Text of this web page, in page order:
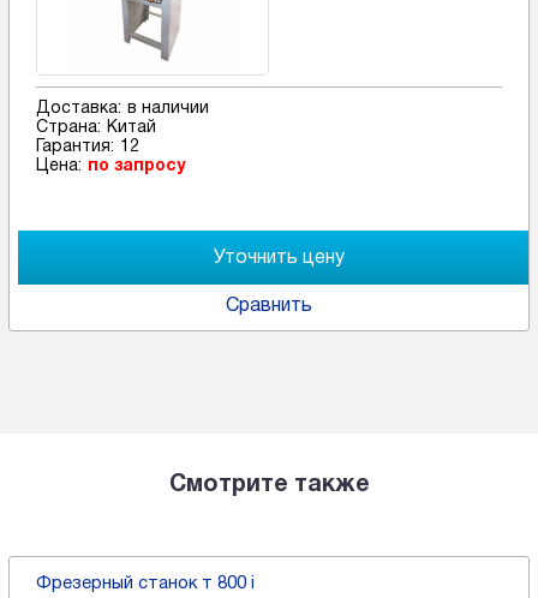
Доставка:
в наличии
Страна:
Китай
Гарантия:
12
Цена:
по запросу
Сравнить
Смотрите также
Фрезерный станок т 800 i